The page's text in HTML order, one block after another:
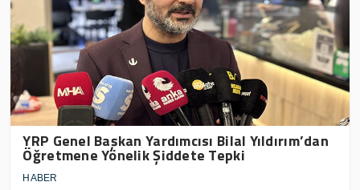
YRP Genel Başkan Yardımcısı Bilal Yıldırım’dan
Öğretmene Yönelik Şiddete Tepki
HABER